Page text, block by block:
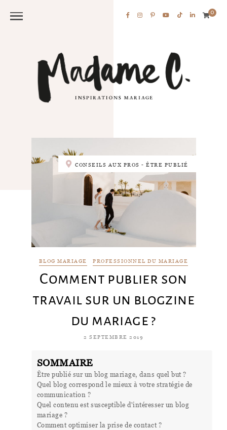
0
CONSEILS AUX PROS - ÊTRE PUBLIÉ
BLOG MARIAGE PROFESSIONNEL DU MARIAGE
Comment publier son
travail sur un blogzine
du mariage ?
2 SEPTEMBRE 2019
SOMMAIRE
Être publié sur un blog mariage, dans quel but ?
Quel blog correspond le mieux à votre stratégie de
communication ?
Quel contenu est susceptible d'intéresser un blog
mariage ?
Comment optimiser la prise de contact ?